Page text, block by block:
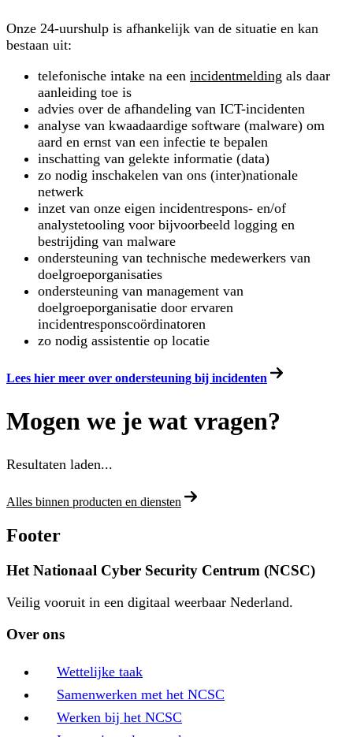
Onze 24-uurshulp is afhankelijk van de situatie en kan
bestaan uit:
telefonische intake na een incidentmelding als daar
aanleiding toe is
advies over de afhandeling van ICT-incidenten
analyse van kwaadaardige software (malware) om
aard en ernst van een infectie te bepalen
inschatting van gelekte informatie (data)
zo nodig inschakelen van ons (inter)nationale
netwerk
inzet van onze eigen incidentrespons- en/of
analystetooling voor bijvoorbeeld logging en
bestrijding van malware
ondersteuning van technische medewerkers van
doelgroeporganisaties
ondersteuning van management van
doelgroeporganisatie door ervaren
incidentresponscoördinatoren
zo nodig assistentie op locatie
Lees hier meer over ondersteuning bij incidenten
Mogen we je wat vragen?
Resultaten laden...
Alles binnen producten en diensten
Footer
Het Nationaal Cyber Security Centrum (NCSC)
Veilig vooruit in een digitaal weerbaar Nederland.
Over ons
Wettelijke taak
Samenwerken met het NCSC
Werken bij het NCSC